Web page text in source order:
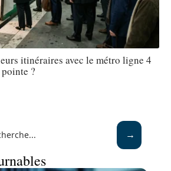
itinéraires avec le métro ligne 4
?